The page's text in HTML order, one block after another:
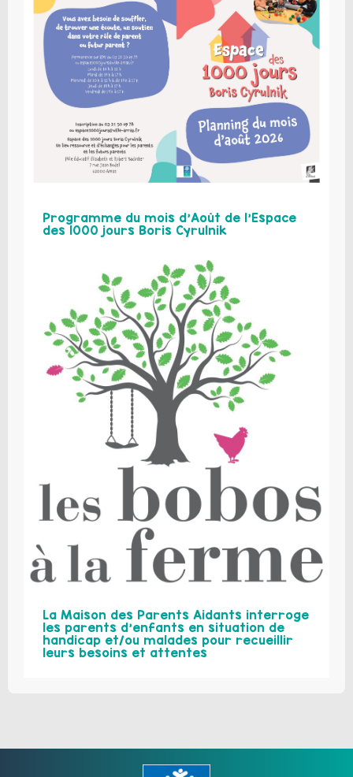
Programme du mois d’Août de l’Espace
des 1000 jours Boris Cyrulnik
La Maison des Parents Aidants interroge
les parents d’enfants en situation de
handicap et/ou malades pour recueillir
leurs besoins et attentes